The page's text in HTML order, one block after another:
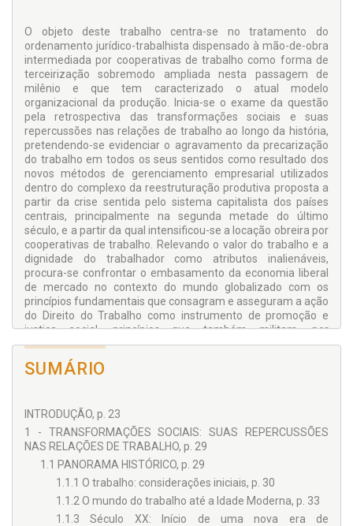
O objeto deste trabalho centra-se no tratamento do
ordenamento jurídico-trabalhista dispensado à mão-de-obra
intermediada por cooperativas de trabalho como forma de
terceirização sobremodo ampliada nesta passagem de
milênio e que tem caracterizado o atual modelo
organizacional da produção. Inicia-se o exame da questão
pela retrospectiva das transformações sociais e suas
repercussões nas relações de trabalho ao longo da história,
pretendendo-se evidenciar o agravamento da precarização
do trabalho em todos os seus sentidos como resultado dos
novos métodos de gerenciamento empresarial utilizados
dentro do complexo da reestruturação produtiva proposta a
partir da crise sentida pelo sistema capitalista dos países
centrais, principalmente na segunda metade do último
século, e a partir da qual intensificou-se a locação obreira por
cooperativas de trabalho. Relevando o valor do trabalho e a
dignidade do trabalhador como atributos inalienáveis,
procura-se confrontar o embasamento da economia liberal
de mercado no contexto do mundo globalizado com os
princípios fundamentais que consagram e asseguram a ação
do Direito do Trabalho como instrumento de promoção e
justiça social, princípios que também militam, por
conseguinte, como fatores de orientação indispensáveis no
processo interpretativo do Parágrafo único do art. 442 da
Consolidação das Leis do Trabalho. A exposição ainda trata
serve ao fornecimento de mão-de-obra, assim como das
normas da Organização Internacional do Trabalho – OIT,
examinando, finalmente, a posição jurisprudencial
dominante no país em face da regra trabalhista consolidada
e da Lei n. 5.764, de 16 de dezembro de 1971, para tecer, em
linha de arremate, as conclusões obtidas através da
pesquisa sobre a subtração dos direitos dos trabalhadores
cooperados na terceirização de mão-de-obra.
SUMÁRIO
INTRODUÇÃO, p. 23
1 - TRANSFORMAÇÕES SOCIAIS: SUAS REPERCUSSÕES
NAS RELAÇÕES DE TRABALHO, p. 29
1.1 PANORAMA HISTÓRICO, p. 29
1.1.1 O trabalho: considerações iniciais, p. 30
1.1.2 O mundo do trabalho até a Idade Moderna, p. 33
1.1.3 Século XX: Início de uma nova era de